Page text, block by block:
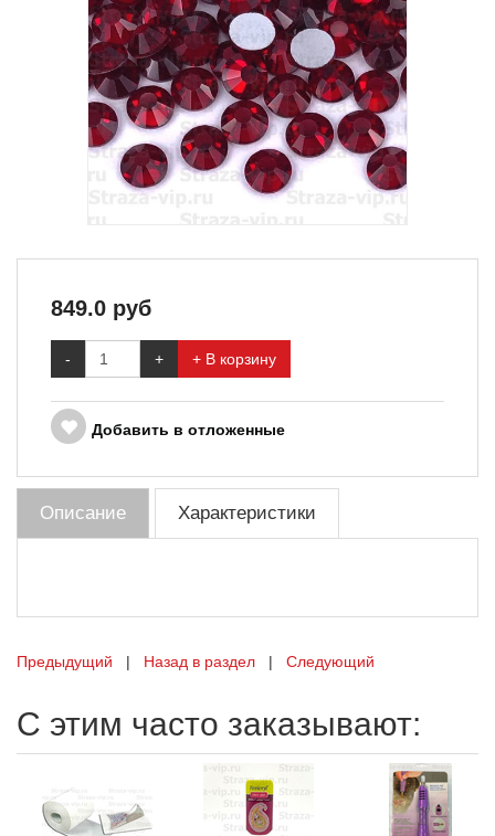
849.0 руб
- + + В корзину
Добавить в отложенные
Описание Характеристики
Предыдущий | Назад в раздел | Следующий
С этим часто заказывают: